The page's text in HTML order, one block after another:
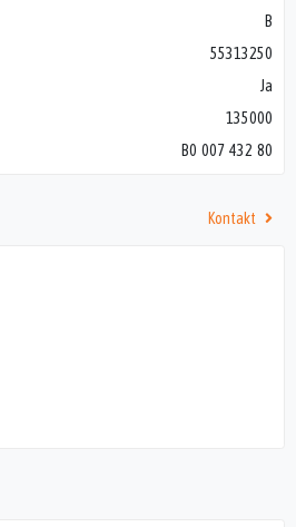
B
55313250
Ja
135000
B0 007 432 80
Kontakt